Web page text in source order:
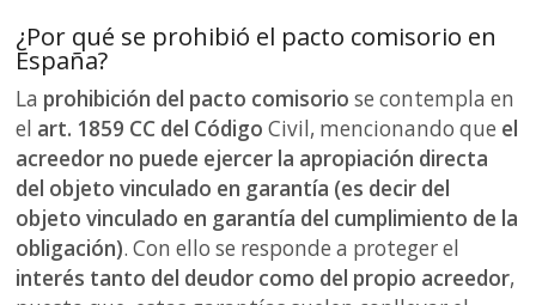
¿Por qué se prohibió el pacto comisorio en
España?
La prohibición del pacto comisorio se contempla en
el art. 1859 CC del CódigoCivil, mencionando que el
acreedor no puede ejercer la apropiación directa
del objeto vinculado en garantía (es decir del
objeto vinculado en garantía del cumplimiento de la
obligación). Con ello se responde a proteger el
interés tanto del deudor como del propio acreedor,